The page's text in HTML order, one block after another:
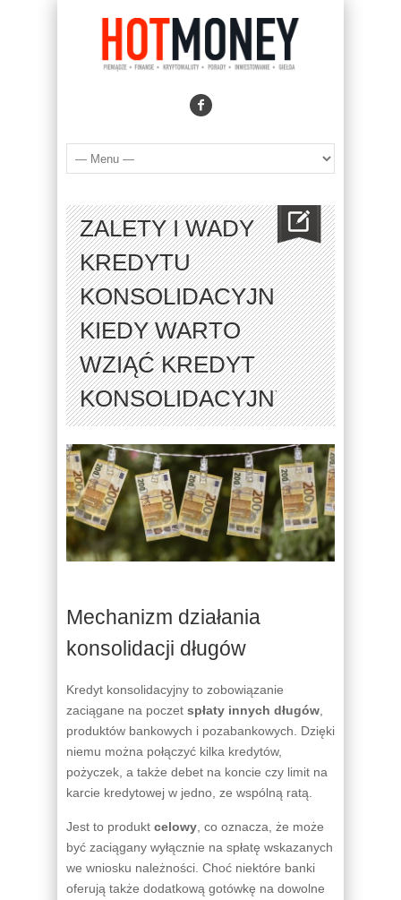
ZALETY I WADY
KREDYTU
KONSOLIDACYJNEGO.
KIEDY WARTO
WZIĄĆ KREDYT
KONSOLIDACYJNY?
Mechanizm działania
konsolidacji długów
Kredyt konsolidacyjny to zobowiązanie
zaciągane na poczet spłaty innych długów
produktów bankowych i pozabankowych. Dzięki
niemu można połączyć kilka kredytów,
pożyczek, a także debet na koncie czy limit na
karcie kredytowej w jedno, ze wspólną ratą.
Jest to produkt celowy , co oznacza, że może
być zaciągany wyłącznie na spłatę wskazanych
we wniosku należności. Choć niektóre banki
oferują także dodatkową gotówkę na dowolne